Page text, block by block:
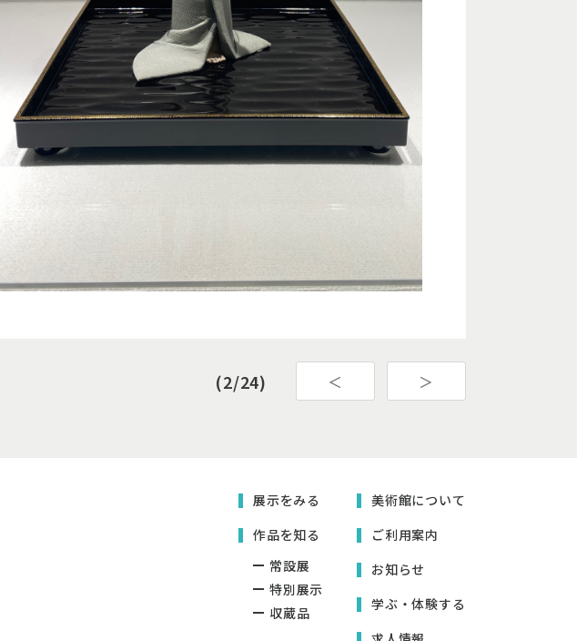
(2/24) ＜ ＞
展示をみる
作品を知る
常設展
特別展示
収蔵品
美術館について
ご利用案内
お知らせ
学ぶ・体験する